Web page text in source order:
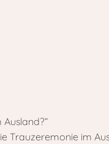
Trauzeremonie im